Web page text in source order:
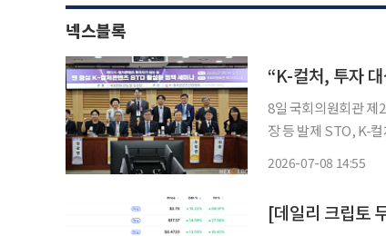
넥스블록
“K-컬처, 투자 대
8일 국회의원회관 제
장 등 발제 STO, K-컬
2026-07-08 14:55